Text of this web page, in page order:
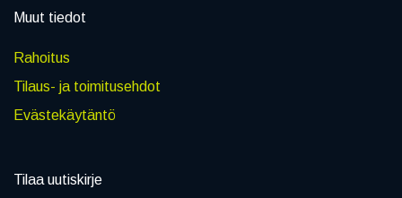
Muut tiedot
Rahoitus
Tilaus- ja toimitusehdot
Evästekäytäntö
Tilaa uutiskirje